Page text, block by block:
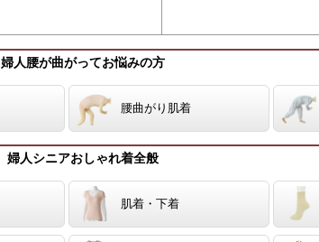
婦人腰が曲がってお悩みの方
腰曲がり肌着
婦人シニアおしゃれ着全般
肌着・下着